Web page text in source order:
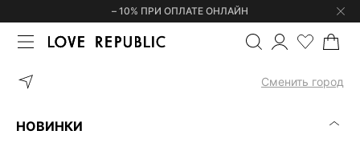
– 10% ПРИ ОПЛАТЕ ОНЛАЙН
Сменить город
НОВИНКИ
ГЛАВНАЯ ТРИКОТАЖНОЕ ПЛАТЬЕ МИДИ